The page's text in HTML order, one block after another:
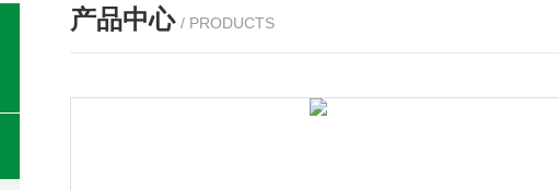
产品中心 / PRODUCTS